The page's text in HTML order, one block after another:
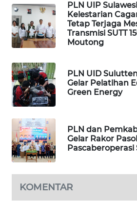
PLN UIP
Kelestarian
Tetap Terjaga
Transmisi SUTT
Moutong
PLN UID
Gelar Pelatihan
Green Energy
PLN dan
Gelar Rakor
Pascaberoperasi
KOMENTAR
WAHANA
OTOMOTIF
WAHANA
HEALTH
WAHANA
DESA
WISATA
LAPAK
WAHANA
Network